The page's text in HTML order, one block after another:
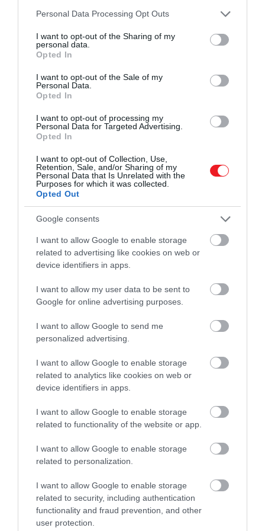
Please note that this website/app uses one or more Google
not limited to your visit or usage behaviour. You may click to
grant or deny consent to Google and its third-party tags to
use your data for below specified purposes in below Google
consent section.
Personal Data Processing Opt Outs
I want to opt-out of the Sharing of my
personal data.
Opted In
I want to opt-out of the Sale of my
Personal Data.
Opted In
I want to opt-out of processing my
Personal Data for Targeted Advertising.
Opted In
I want to opt-out of Collection, Use,
Retention, Sale, and/or Sharing of my
Personal Data that Is Unrelated with the
Purposes for which it was collected.
Opted Out
Google consents
I want to allow Google to enable storage
related to advertising like cookies on web or
device identifiers in apps.
I want to allow my user data to be sent to
Google for online advertising purposes.
I want to allow Google to send me
personalized advertising.
I want to allow Google to enable storage
related to analytics like cookies on web or
device identifiers in apps.
I want to allow Google to enable storage
related to functionality of the website or app.
I want to allow Google to enable storage
related to personalization.
I want to allow Google to enable storage
related to security, including authentication
functionality and fraud prevention, and other
user protection.
Belebetegednék, ha bárki más játszaná
Legolast! Mit csinálnának? Betennének
valakit a helyemre? Bár ma már a
mesterséges intelligenciával bármit meg
– idézi a színészt az Entertainment Weekly
Nem meglepő, hogy Bloom ennyire kötődik a
szerephez, hiszen több mint húsz éven át formálta
meg a tünde íjászt. ElőszörA Gyűrű Szövetsége
(2003) filmekben láthattuk, majd visszatért
A
A hobbit: Az öt
sereg csatája(2014) alkotásokban is.
Orlando Bloom szerint csak így
működhet a következő A Karib-tenger
kalózai-film
A történet új fejezetét Peter Jackson
producer és
Andy Serkisrendező viszi vászonra, a bemutatót
jelenleg 2027 decemberére tervezik. A készülő film
neve került szóba. NemrégIan McKellen
is utalt rá,
hogy Gandalf karaktere visszatérhet, bár részleteket
egy sejtelmes
mosollyal kerülte el a konkrét válaszadást.
Viggo
nyitott lenne ismét eljátszani Aragornt, ha a
történet és az életkora alapján hitelesen meg tudná
formálni a szerepet.